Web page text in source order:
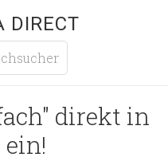
DIRECT
direkt in